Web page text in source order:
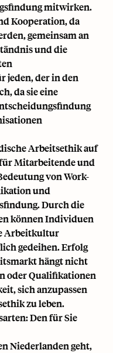
mitwirken.
Kooperation, da
gemeinsam an
und die
jeden, der in den
da sie eine
Arbeitsethik auf
Mitarbeitende und
von Work-
und
Durch die
können Individuen
Arbeitkultur
gedeihen. Erfolg
hängt nicht
oder Qualifikationen
sich anzupassen
zu leben.
Den für Sie
Niederlandengeht,